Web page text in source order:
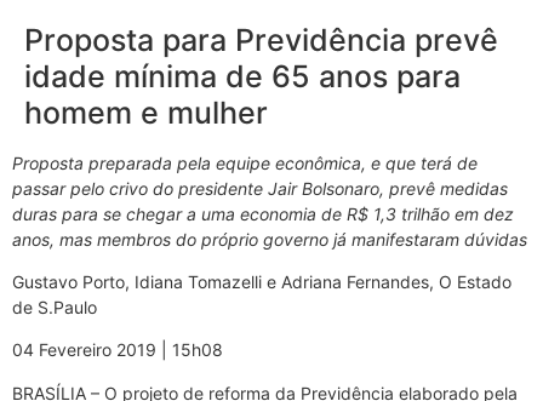
Proposta para Previdência prevê
idade mínima de 65 anos para
homem e mulher
Proposta preparada pela equipe econômica, e que terá de
passar pelo crivo do presidente Jair Bolsonaro, prevê medidas
duras para se chegar a uma economia de R$ 1,3 trilhão em dez
anos, mas membros do próprio governo já manifestaram dúvidas
Gustavo Porto, Idiana Tomazelli e Adriana Fernandes, O Estado
de S.Paulo
04 Fevereiro 2019 | 15h08
BRASÍLIA – O projeto de reforma da Previdência elaborado pela